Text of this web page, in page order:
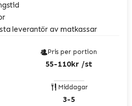
leverantör av matkassar
Pris per portion
55-110kr /st
Middagar
3-5